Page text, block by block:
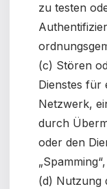
zu testen
(c) Stören
Dienstes für
Netzwerk,
durch
oder den
(d) Nutzung